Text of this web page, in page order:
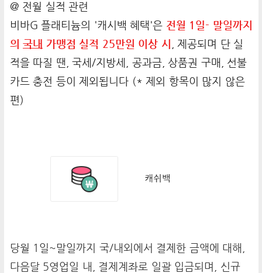
@ 전월 실적 관련
비바G 플래티늄의 '캐시백 혜택'은 전월 1일- 말일까지
의 국내 가맹점 실적 25만원 이상 시
, 제공되며 단 실
적을 따질 땐, 국세/지방세, 공과금, 상품권 구매, 선불
카드 충전 등이 제외됩니다 (* 제외 항목이 많지 않은
편)
당월 1일~말일까지 국/내외에서 결제한 금액에 대해,
다음달 5영업일 내, 결제계좌로 일괄 입금되며, 신규